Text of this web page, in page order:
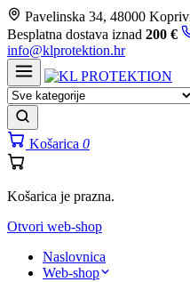
Prijeđi
na
sadržaj
Pavelinska 34, 48000
Besplatna dostava iznad 200 €
info@klprotektion.hr
Košarica 0
Košarica je prazna.
Otvori web-shop
Naslovnica
Web-shop